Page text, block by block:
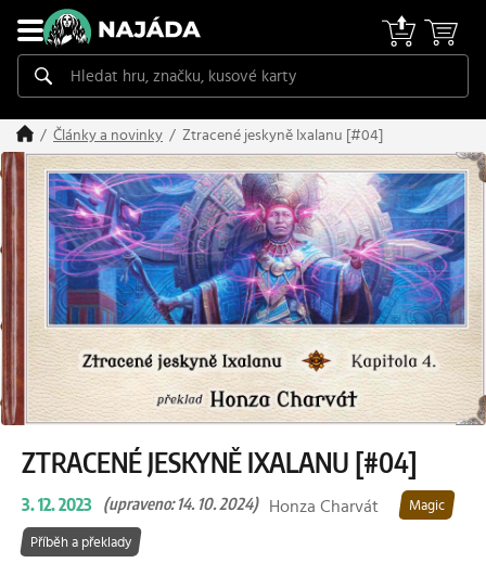
Články a novinky Ztracené jeskyně Ixalanu [#04]
ZTRACENÉ JESKYNĚ IXALANU [#04]
3. 12. 2023 (upraveno: 14. 10. 2024) Honza Charvát Magic
Příběh a překlady